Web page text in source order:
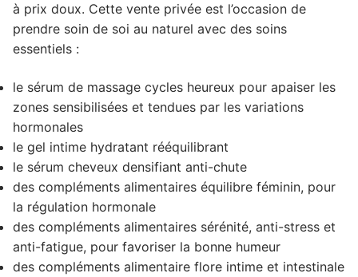
à prix doux. Cette vente privée est l’occasion de
prendre soin de soi au naturel avec des soins
essentiels :
le sérum de massage cycles heureux pour apaiser les
zones sensibilisées et tendues par les variations
hormonales
le gel intime hydratant rééquilibrant
le sérum cheveux densifiant anti-chute
des compléments alimentaires équilibre féminin, pour
la régulation hormonale
des compléments alimentaires sérénité, anti-stress et
anti-fatigue, pour favoriser la bonne humeur
des compléments alimentaire flore intime et intestinale